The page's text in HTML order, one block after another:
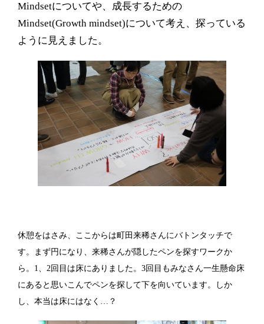
Mindsetについてや、成長するための
Mindset(Growth mindset)について考え、探っている
ように見えました。
休憩をはさみ、ここからは町田来稀さんにバトンタッチで
す。まず円になり、 来稀さんが隠したペンを探すワークか
ら。 1、 2回目は床にありました。 3回目もみなさん一生懸命床
にあると思いこんでペンを探して下を向いています。しか
し、本当は床にはなく … ？